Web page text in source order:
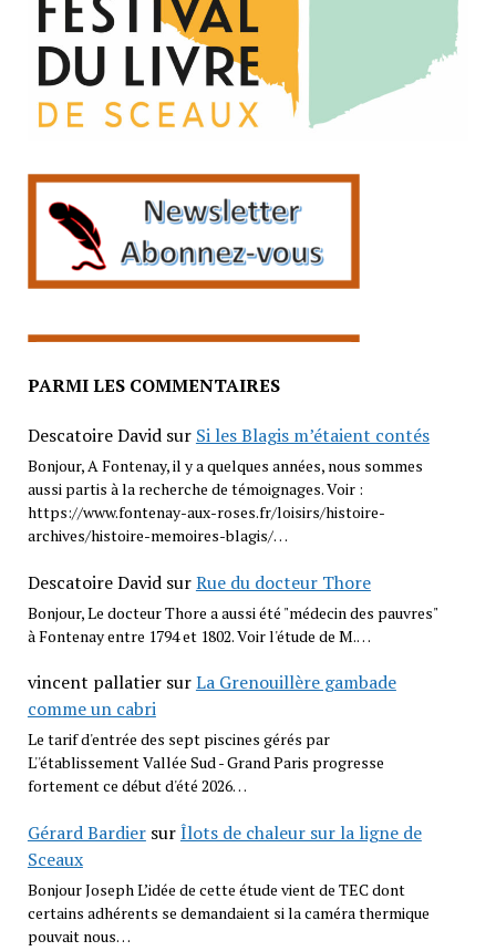
PARMI LES COMMENTAIRES
Descatoire Davidsur Si les Blagis m’étaient contés
Bonjour, A Fontenay, il y a quelques années, nous sommes
aussi partis à la recherche de témoignages. Voir :
https://www.fontenay-aux-roses.fr/loisirs/histoire-
archives/histoire-memoires-blagis/…
Descatoire DavidsurRue du docteur Thore
Bonjour, Le docteur Thore a aussi été "médecin des pauvres"
à Fontenay entre 1794 et 1802. Voir l'étude de M.…
vincent pallatiersurLa Grenouillère gambade
comme un cabri
Le tarif d'entrée des sept piscines gérés par
L''établissement Vallée Sud - Grand Paris progresse
fortement ce début d'été 2026…
Gérard BardiersurÎlots de chaleur sur la ligne de
Sceaux
Bonjour Joseph L’idée de cette étude vient de TEC dont
certains adhérents se demandaient si la caméra thermique
pouvait nous…